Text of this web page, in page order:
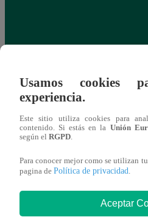
Usamos cookies
experiencia.
Este sitio utiliza cookies para
contenido. Si estás en la Unión
según el RGPD
Para conocer mejor como se utilizan
pagina de Política de privacidad
Aceptar